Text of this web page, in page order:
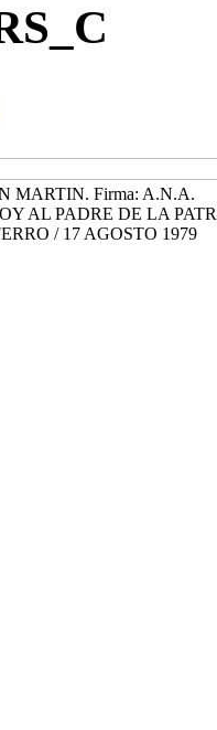
MARTIN. Firma: A.N.A.
AL PADRE DE LA
/ 17 AGOSTO 1979